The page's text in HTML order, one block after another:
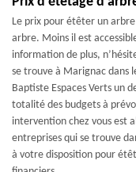
Le prix pour étêter un
arbre. Moins il est
information de plus,
se trouve à Marignac dans
Baptiste Espaces Verts un
totalité des budgets à
intervention chez vous est
entreprises qui se trouve
à votre disposition pour